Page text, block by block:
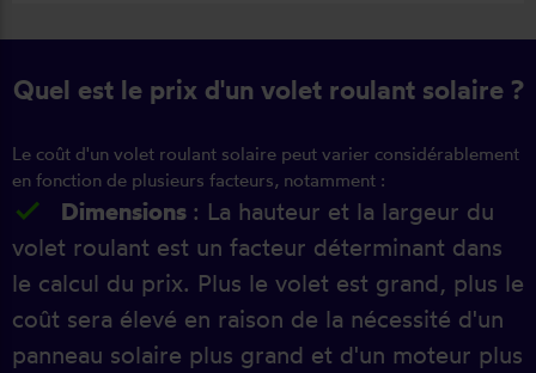
Quel est le prix d'un volet roulant solaire ?
Le coût d'un volet roulant solaire peut varier considérablement
en fonction de plusieurs facteurs, notamment :
Dimensions : La hauteur et la largeur du
volet roulant est un facteur déterminant dans
le calcul du prix. Plus le volet est grand, plus le
coût sera élevé en raison de la nécessité d'un
panneau solaire plus grand et d'un moteur plus